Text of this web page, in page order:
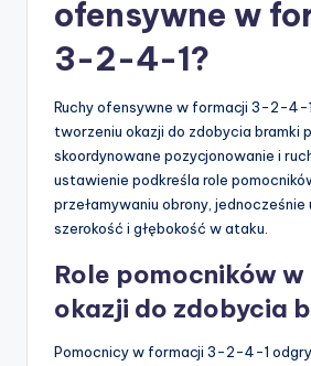
ofensywne w
3-2-4-1?
Ruchy ofensywne w formacji 3-2-4-
tworzeniu okazji do zdobycia bramki
skoordynowane pozycjonowanie i
ustawienie podkreśla role
przełamywaniu obrony, jednocześnie
szerokość i głębokość w ataku.
Role pomocników
okazji do zdobycia
Pomocnicy w formacji 3-2-4-1